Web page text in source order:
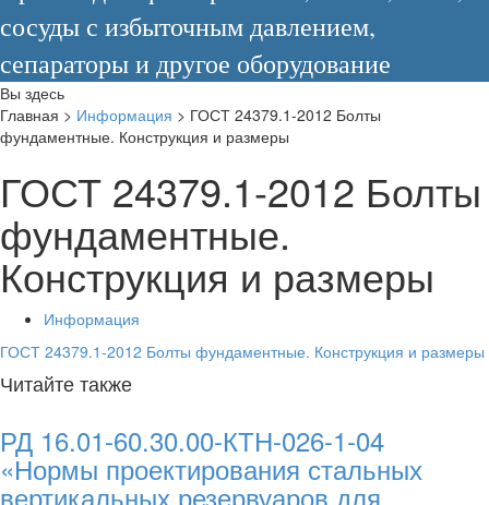
сосуды с избыточным давлением,
сепараторы и другое оборудование
Вы здесь
Главная > Информация > ГОСТ 24379.1-2012 Болты
фундаментные. Конструкция и размеры
ГОСТ 24379.1-2012 Болты
фундаментные.
Конструкция и размеры
Информация
ГОСТ 24379.1-2012 Болты фундаментные. Конструкция и размеры
Читайте также
РД 16.01-60.30.00-КТН-026-1-04
«Нормы проектирования стальных
вертикальных резервуаров для